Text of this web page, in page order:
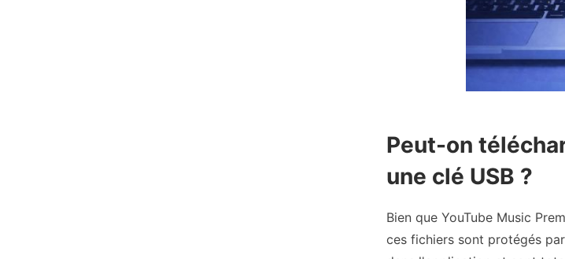
Peut-on
une clé USB ?
Bien que YouTube Music
ces fichiers sont protégés